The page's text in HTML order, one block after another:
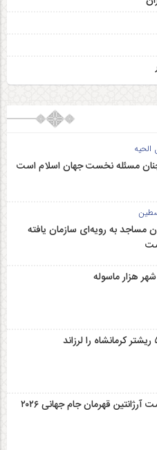
الحیه
مسئله نخست جهان اسلام است
مساجد به رویه‌ای سازمان‌ یافته
هزار ماسوله
اسپانیا با شکست آرژانتین قهرمان جام جهانی ۲۰۲۶